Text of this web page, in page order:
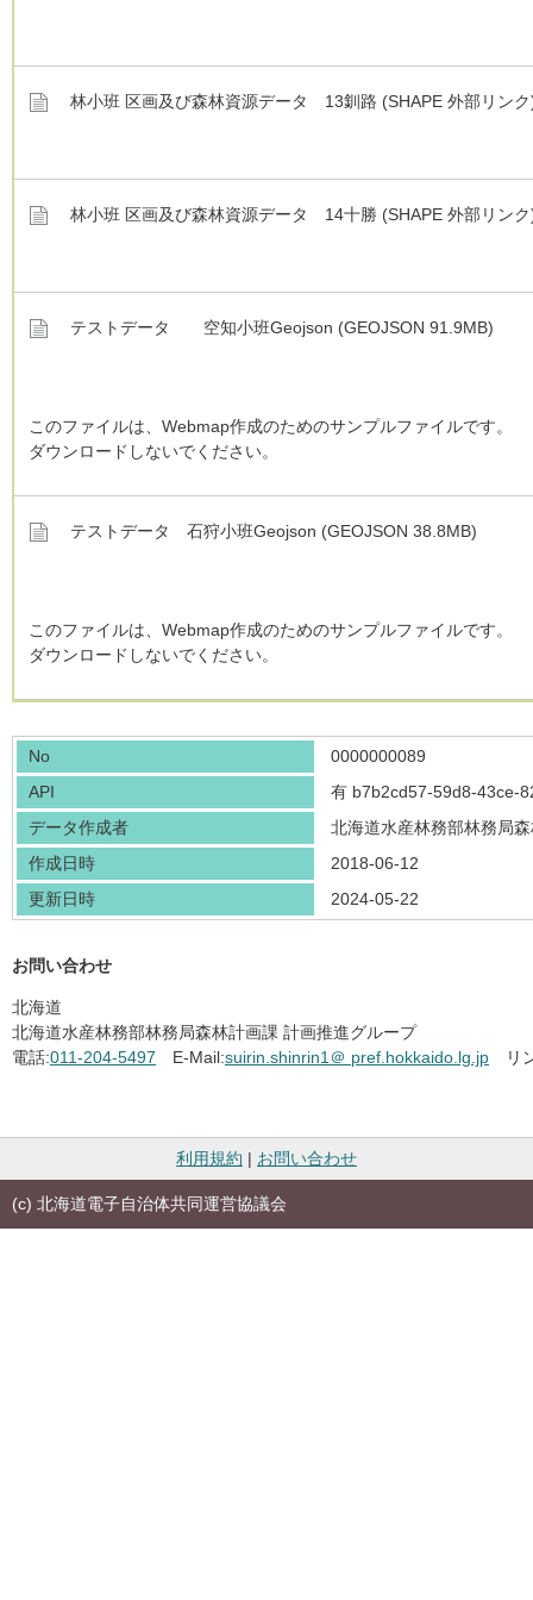
林小班 区画及び森林資源データ 13釧路 (SHAPE 外部リン
林小班 区画及び森林資源データ 14十勝 (SHAPE 外部リン
テストデータ 空知小班Geojson (GEOJSON 91.9MB)
このファイルは、Webmap作成のためのサンプルファイルです。
ダウンロードしないでください。
テストデータ 石狩小班Geojson (GEOJSON 38.8MB)
このファイルは、Webmap作成のためのサンプルファイルです。
ダウンロードしないでください。
No
0000000089
API
有 b7b2cd57-59d8-43ce-
データ作成者
北海道水産林務部林務局
作成日時
2018-06-12
更新日時
2024-05-22
お問い合わせ
北海道
北海道水産林務部林務局森林計画課 計画推進グループ
電話:011-204-5497 E-Mail:suirin.shinrin1＠ pref.hokkaido.lg.jp リ
利用規約 | お問い合わせ
(c) 北海道電子自治体共同運営協議会